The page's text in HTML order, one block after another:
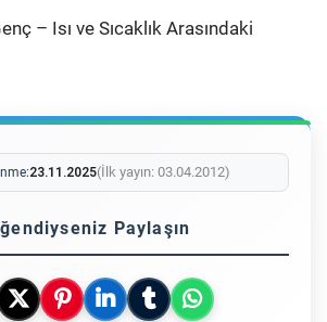
– Isı ve Sıcaklık Arasındaki
23.11.2025(İlk yayın: 03.04.2012)
Paylaşın